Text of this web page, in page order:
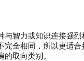
与智力或知识连接强
完全相同，所以更适合
的取向类别。